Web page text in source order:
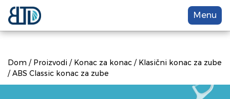
Menu
Dom / Proizvodi / Konac za konac / Klasični konac za zube
/ABS Classic konac za zube